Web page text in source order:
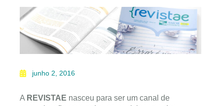
junho 2, 2016
A REVISTAE nasceu para ser um canal de